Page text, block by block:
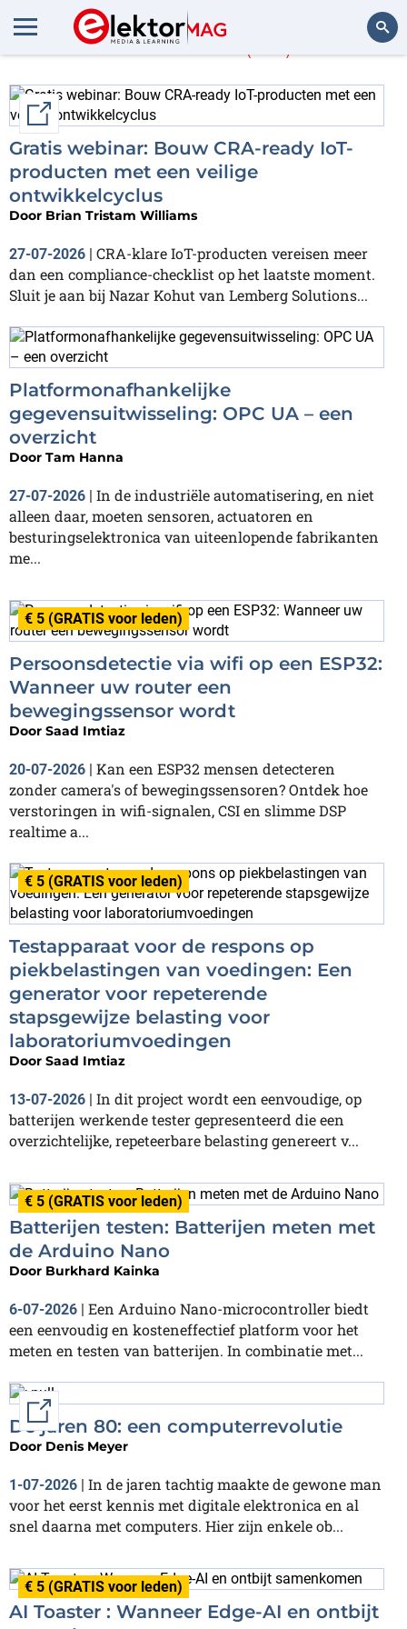
Artikelen
External link
Gratis webinar: Bouw CRA-ready IoT-
producten met een veilige
ontwikkelcyclus
Door Brian Tristam Williams
27-07-2026 | CRA-klare IoT-producten vereisen meer
dan een compliance-checklist op het laatste moment.
Sluit je aan bij Nazar Kohut van Lemberg Solutions...
Platformonafhankelijke
gegevensuitwisseling: OPC UA – een
overzicht
Door Tam Hanna
27-07-2026 | In de industriële automatisering, en niet
alleen daar, moeten sensoren, actuatoren en
besturingselektronica van uiteenlopende fabrikanten
me...
€ 5 (GRATIS voor leden)
Persoonsdetectie via wifi op een ESP32:
Wanneer uw router een
bewegingssensor wordt
Door Saad Imtiaz
20-07-2026 | Kan een ESP32 mensen detecteren
zonder camera's of bewegingssensoren? Ontdek hoe
verstoringen in wifi-signalen, CSI en slimme DSP
realtime a...
€ 5 (GRATIS voor leden)
Testapparaat voor de respons op
piekbelastingen van voedingen: Een
generator voor repeterende
stapsgewijze belasting voor
laboratoriumvoedingen
Door Saad Imtiaz
13-07-2026 | In dit project wordt een eenvoudige, op
batterijen werkende tester gepresenteerd die een
overzichtelijke, repeteerbare belasting genereert v...
€ 5 (GRATIS voor leden)
Batterijen testen: Batterijen meten met
de Arduino Nano
Door Burkhard Kainka
6-07-2026 | Een Arduino Nano-microcontroller biedt
een eenvoudig en kosteneffectief platform voor het
meten en testen van batterijen. In combinatie met...
De jaren 80: een computerrevolutie
Door Denis Meyer
1-07-2026 | In de jaren tachtig maakte de gewone man
voor het eerst kennis met digitale elektronica en al
snel daarna met computers. Hier zijn enkele ob...
€ 5 (GRATIS voor leden)
AI Toaster : Wanneer Edge-AI en ontbijt